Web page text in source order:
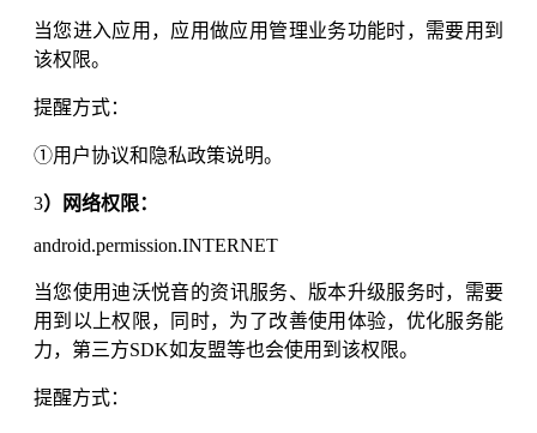
当您进入应用，应用做应用管理业务功能时，需要用到
该权限。
提醒方式：
①用户协议和隐私政策说明。
3）网络权限：
android.permission.INTERNET
当您使用迪沃悦音的资讯服务、版本升级服务时，需要
用到以上权限，同时，为了改善使用体验，优化服务能
力，第三方SDK如友盟等也会使用到该权限。
提醒方式：